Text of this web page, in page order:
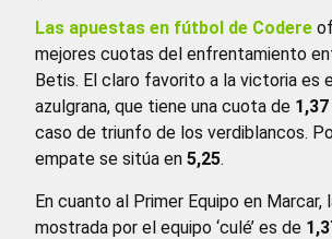
Las apuestas en fútbol de Codere
mejores cuotas del enfrentamiento
Betis. El claro favorito a la victoria es
azulgrana, que tiene una cuota de 1,37
caso de triunfo de los verdiblancos.
empate se sitúa en 5,25.
En cuanto al Primer Equipo en Marcar,
mostrada por el equipo ‘culé’ es de